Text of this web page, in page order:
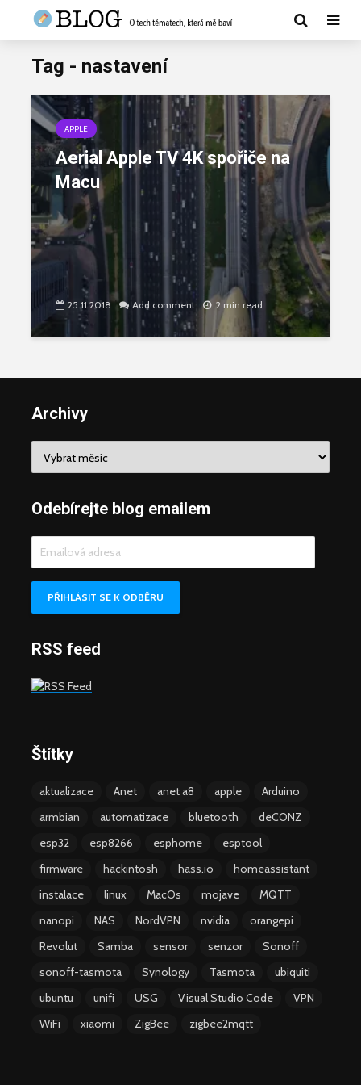
Tag - nastavení
APPLE
Aerial Apple TV 4K spořiče na
Macu
25.11.2018 Add comment 2 min read
Archivy
Odebírejte blog emailem
adresa
PŘIHLÁSIT SE K ODBĚRU
RSS feed
Štítky
aktualizace Anet anet a8 apple
Arduino
armbian
automatizace bluetooth
deCONZ
esp32
esp8266 esphome
esptool
firmware
hackintosh hass.io
homeassistant
instalace
linux MacOs mojave
MQTT
nanopi
NAS NordVPN nvidia
orangepi
Revolut
Samba sensor senzor
Sonoff
sonoff-tasmota
Synology Tasmota
ubiquiti
ubuntu
unifi USG Visual Studio Code
VPN
WiFi
xiaomi ZigBee zigbee2mqtt